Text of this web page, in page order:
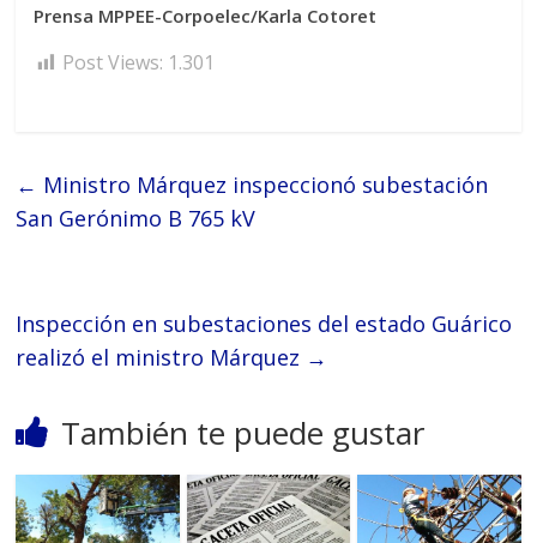
Prensa MPPEE-Corpoelec/Karla Cotoret
Post Views: 1.301
← Ministro Márquez inspeccionó subestación
San Gerónimo B 765 kV
Inspección en subestaciones del estado Guárico
realizó el ministro Márquez →
También te puede gustar